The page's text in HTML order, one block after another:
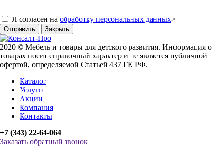
Я согласен на обработку персональных данных>
Отправить Закрыть
2020 © Мебель и товары для детского развития. Информация о
товарах носит справочный характер и не является публичной
офертой, определяемой Статьей 437 ГК РФ.
Каталог
Услуги
Акции
Компания
Контакты
+7 (343) 22-64-064
Заказать обратный звонок